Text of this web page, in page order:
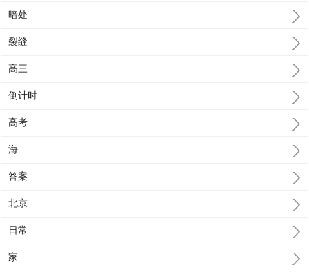
暗处
裂缝
高三
倒计时
高考
海
答案
北京
日常
家